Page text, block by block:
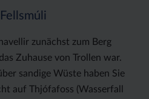
zunächst zum Berg
Zuhause von Trollen war.
sandige Wüste haben Sie
auf Thjófafoss (Wasserfall